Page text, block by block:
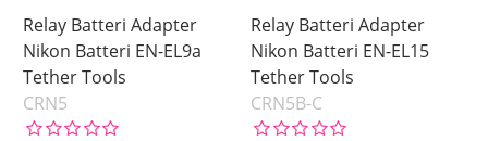
Relay Batteri Adapter
Nikon Batteri EN-EL9a
Tether Tools
CRN5
Relay Batteri Adapter
Nikon Batteri EN-EL15
Tether Tools
CRN5B-C